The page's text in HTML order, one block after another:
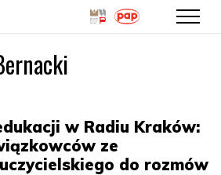
Przejdź
do
w Radiu Kraków:
ze
do rozmów